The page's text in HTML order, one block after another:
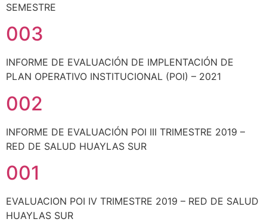
SEMESTRE
003
INFORME DE EVALUACIÓN DE IMPLENTACIÓN DE
PLAN OPERATIVO INSTITUCIONAL (POI) – 2021
002
INFORME DE EVALUACIÓN POI III TRIMESTRE 2019 –
RED DE SALUD HUAYLAS SUR
001
EVALUACION POI IV TRIMESTRE 2019 – RED DE SALUD
HUAYLAS SUR